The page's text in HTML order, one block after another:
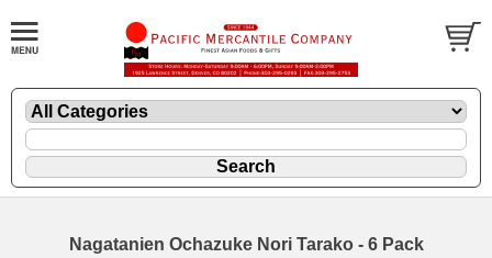
Nagatanien Ochazuke Nori Tarako - 6 Pack